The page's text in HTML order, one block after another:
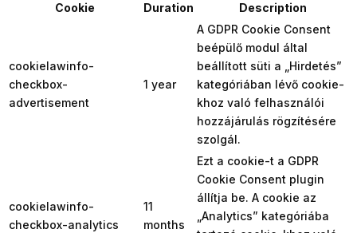
Cookie
Duration Description
cookielawinfo-
checkbox-
advertisement
1 year
A GDPR Cookie Consent
beépülő modul által
beállított süti a „Hirdetés”
kategóriában lévő cookie-
khoz való felhasználói
hozzájárulás rögzítésére
szolgál.
cookielawinfo-
checkbox-analytics
11
months
Ezt a cookie-t a GDPR
Cookie Consent plugin
állítja be. A cookie az
„Analytics” kategóriába